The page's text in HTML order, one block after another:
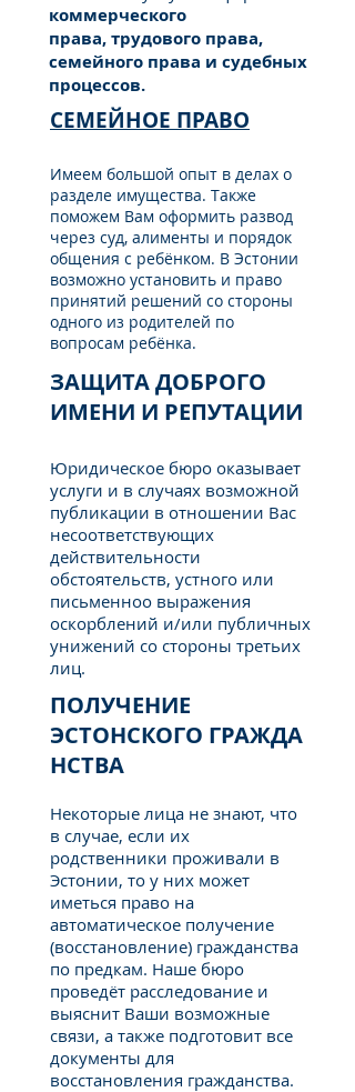
коммерческого
права, трудового права,
семейного права и судебных
процессов.
СЕМЕЙНОЕ ПРАВО
Имеем большой опыт в делах о
разделе имущества. Также
поможем Вам оформить развод
через суд, алименты и порядок
общения с ребёнком. В Эстонии
возможно установить и право
принятий решений со стороны
одного из родителей по
вопросам ребёнка.
ЗАЩИТА ДОБРОГО
ИМЕНИ И РЕПУТАЦИИ
Юридическое бюро оказывает
услуги и в случаях возможной
публикации в отношении Вас
несоответствующих
действительности
обстоятельств, устного или
письменноо выражения
оскорблений и/или публичных
унижений со стороны третьих
лиц.
ПОЛУЧЕНИЕ
ЭСТОНСКОГО ГРАЖДА
НСТВА
Некоторые лица не знают, что
в случае, если их
родственники проживали в
Эстонии, то у них может
иметься право на
автоматическое получение
(восстановление) гражданства
по предкам. Наше бюро
проведёт расследование и
выяснит Ваши возможные
связи, а также подготовит все
документы для
восстановления гражданства.